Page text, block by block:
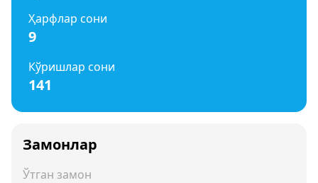
Ҳарфлар сони
9
Кўришлар сони
141
Замонлар
Ўтган замон